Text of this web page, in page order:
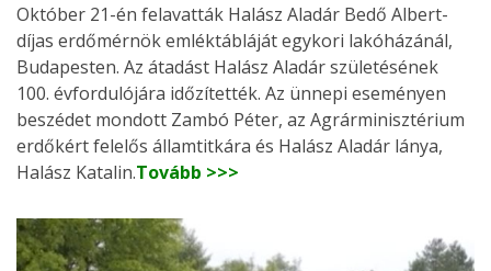
Október 21-én felavatták Halász Aladár Bedő Albert-
díjas erdőmérnök emléktábláját egykori lakóházánál,
Budapesten. Az átadást Halász Aladár születésének
100. évfordulójára időzítették. Az ünnepi eseményen
beszédet mondott Zambó Péter, az Agrárminisztérium
erdőkért felelős államtitkára és Halász Aladár lánya,
Halász Katalin.Tovább >>>